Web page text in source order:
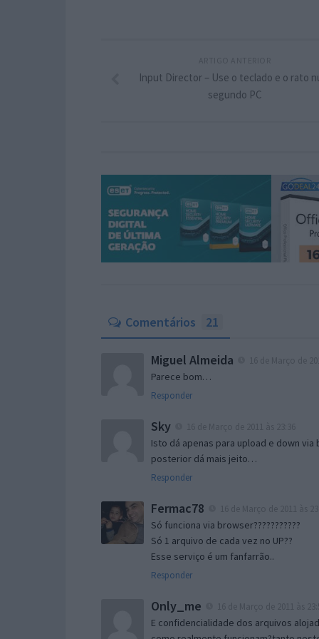
Input Director – Use o teclado e o rato
segundo PC
Comentários 21
Miguel Almeida
Parece bom…
Responder
Sky
Isto dá apenas para upload e down
posterior dá mais jeito…
Responder
Fermac78
Só funciona via browser???????????
Só 1 arquivo de cada vez no UP??
Esse serviço é um fanfarrão..
Responder
Only_me
E confidencialidade dos arquivos